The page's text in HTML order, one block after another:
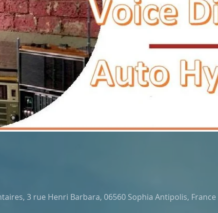
3 rue Henri Barbara, 06560 Sophia Antipolis, France